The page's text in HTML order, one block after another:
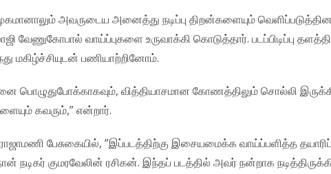
அவருடைய அனைத்து நடிப்பு திறன்களையும்
வேணுகோபால் வாய்ப்புகளை உருவாக்கி கொடுத்தார். படப்பிடிப்பு
மகிழ்ச்சியுடன் பணியாற்றினோம்.
வித்தியாசமான கோணத்திலும் சொல்லி
கவரும்,” என்றார்.
பேசுகையில், ”இப்படத்திற்கு இசையமைக்க வாய்ப்பளித்த
நடிகர் குமரவேலின் ரசிகன். இந்தப் படத்தில் அவர் நன்றாக